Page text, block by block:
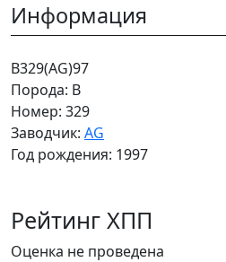
Информация
B329(AG)97
Порода: B
Номер: 329
Заводчик: AG
Год рождения: 1997
Рейтинг ХПП
Оценка не проведена